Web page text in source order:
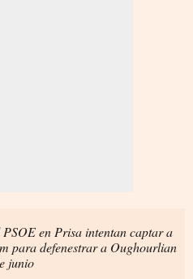
PSOE en Prisa intentan captar a
para defenestrar a Oughourlian
junio